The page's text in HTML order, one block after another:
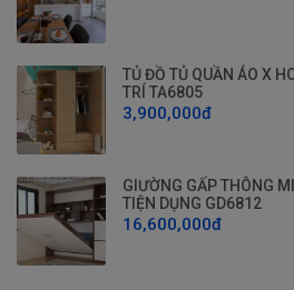
TỦ ĐỒ TỦ QUẦN ÁO X
TRÍ TA6805
3,900,000đ
GIƯỜNG GẤP THÔNG
TIỆN DỤNG GD6812
16,600,000đ